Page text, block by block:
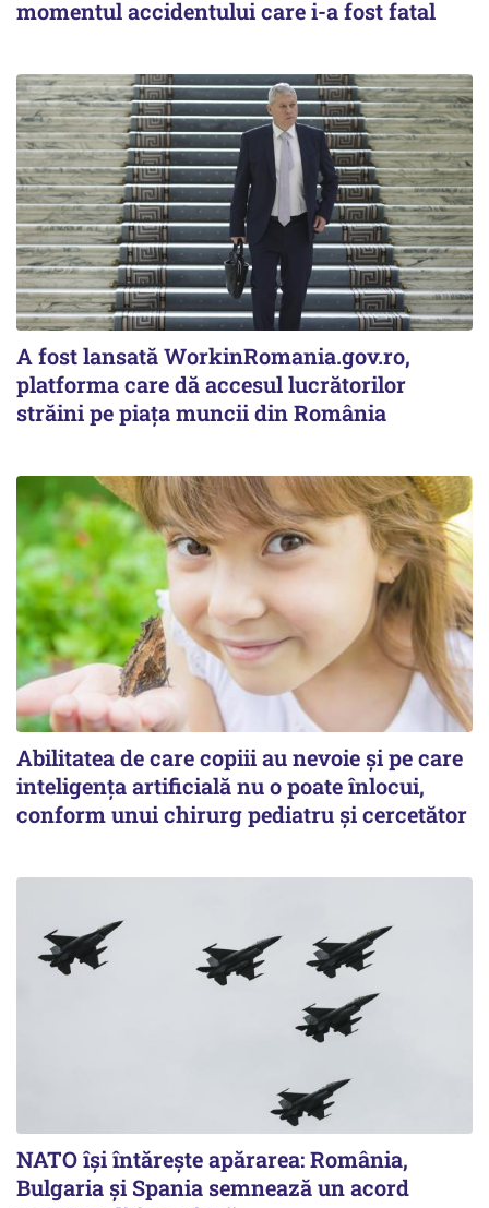
momentul accidentului care i-a fost fatal
A fost lansată WorkinRomania.gov.ro,
platforma care dă accesul lucrătorilor
străini pe piața muncii din România
Abilitatea de care copiii au nevoie și pe care
inteligența artificială nu o poate înlocui,
conform unui chirurg pediatru și cercetător
NATO își întărește apărarea: România,
Bulgaria și Spania semnează un acord